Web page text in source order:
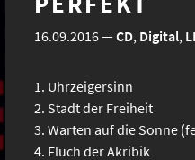
16.09.2016—CD, Digital,
Uhrzeigersinn
Stadt der Freiheit
Warten auf die Sonne
Fluch der Akribik